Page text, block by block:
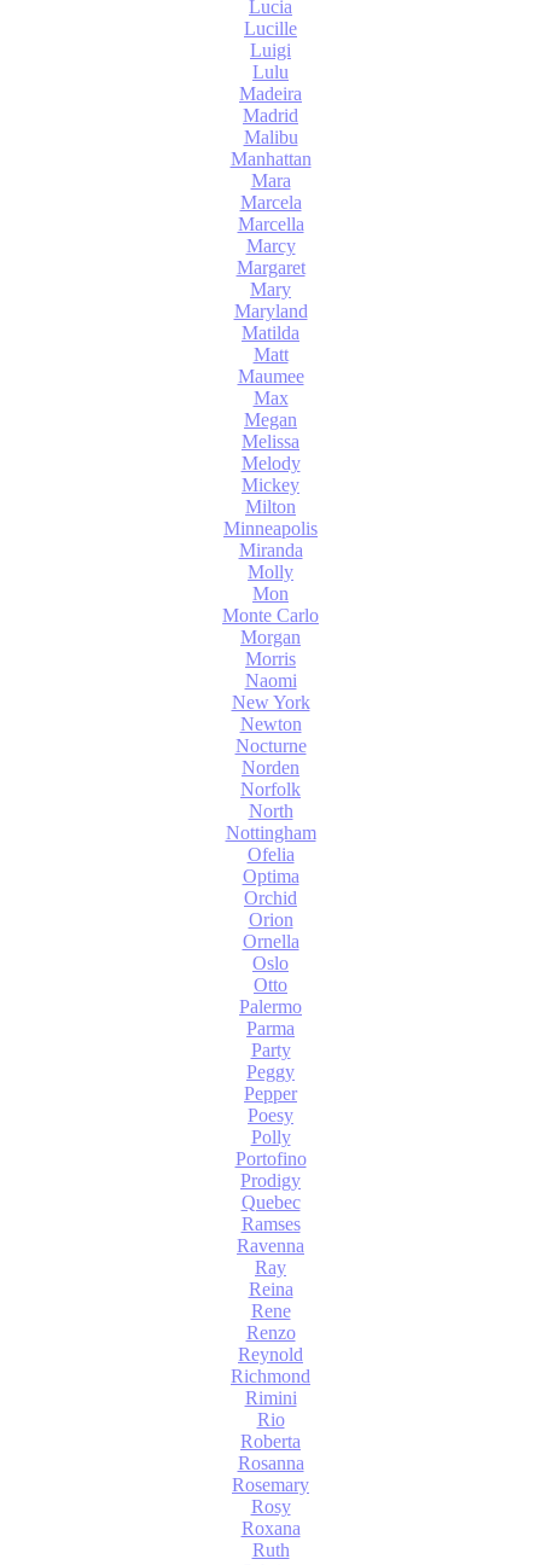
Lucia
Lucille
Luigi
Lulu
Madeira
Madrid
Malibu
Manhattan
Mara
Marcela
Marcella
Marcy
Margaret
Mary
Maryland
Matilda
Matt
Maumee
Max
Megan
Melissa
Melody
Mickey
Milton
Minneapolis
Miranda
Molly
Mon
Monte Carlo
Morgan
Morris
Naomi
New York
Newton
Nocturne
Norden
Norfolk
North
Nottingham
Ofelia
Optima
Orchid
Orion
Ornella
Oslo
Otto
Palermo
Parma
Party
Peggy
Pepper
Poesy
Polly
Portofino
Prodigy
Quebec
Ramses
Ravenna
Ray
Reina
Rene
Renzo
Reynold
Richmond
Rimini
Rio
Roberta
Rosanna
Rosemary
Rosy
Roxana
Ruth